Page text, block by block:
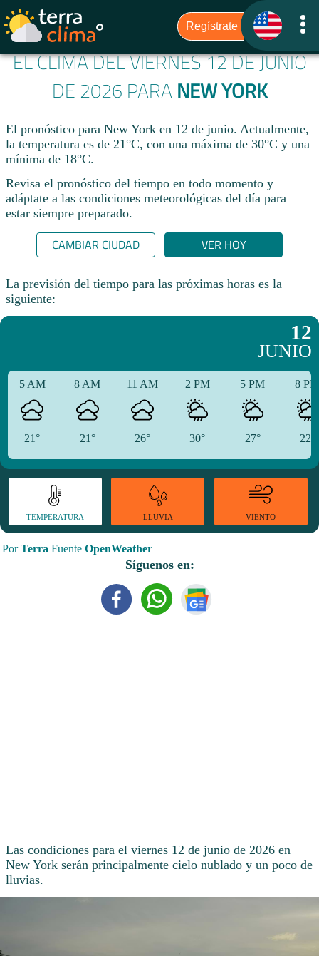
EL CLIMA DEL VIERNES 12 DE JUNIO
DE 2026 PARA NEW YORK
El pronóstico para New York en 12 de junio. Actualmente,
la temperatura es de 21°C, con una máxima de 30°C y una
mínima de 18°C.
Revisa el pronóstico del tiempo en todo momento y
adáptate a las condiciones meteorológicas del día para
estar siempre preparado.​
CAMBIAR CIUDAD VER HOY
La previsión del tiempo para las próximas horas es la
siguiente:
12
JUNIO
5 AM
21°
8 AM
21°
11 AM
26°
2 PM
30°
5 PM
27°
8
22°
TEMPERATURA LLUVIA VIENTO
PorTerra Fuente OpenWeather
Síguenos en:
Las condiciones para el viernes 12 de junio de 2026 en
New York serán principalmente cielo nublado y un poco de
lluvias.